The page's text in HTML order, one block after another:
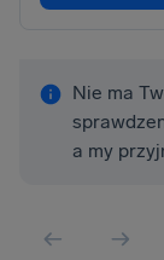
Nie ma
a my